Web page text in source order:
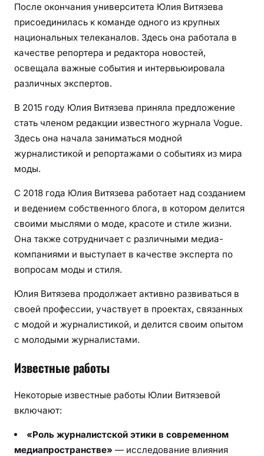
После окончания университета Юлия Витязева
присоединилась к команде одного из крупных
национальных телеканалов. Здесь она работала в
качестве репортера и редактора новостей,
освещала важные события и интервьюировала
различных экспертов.
В 2015 году Юлия Витязева приняла предложение
стать членом редакции известного журнала Vogue.
Здесь она начала заниматься модной
журналистикой и репортажами о событиях из мира
моды.
С 2018 года Юлия Витязева работает над созданием
и ведением собственного блога, в котором делится
своими мыслями о моде, красоте и стиле жизни.
Она также сотрудничает с различными медиа-
компаниями и выступает в качестве эксперта по
вопросам моды и стиля.
Юлия Витязева продолжает активно развиваться в
своей профессии, участвует в проектах, связанных
с модой и журналистикой, и делится своим опытом
с молодыми журналистами.
Известные работы
Некоторые известные работы Юлии Витязевой
включают:
«Роль журналистской этики в современном
медиапространстве» — исследование влияния